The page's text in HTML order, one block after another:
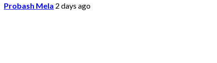
Probash Mela 2 days ago